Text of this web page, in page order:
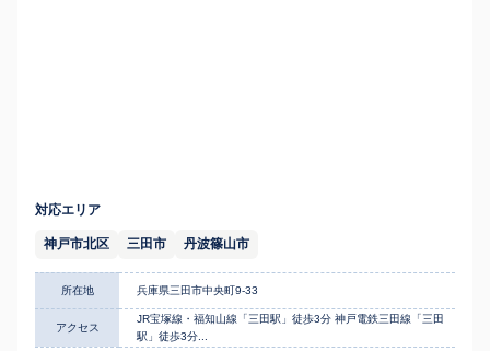
対応エリア
神戸市北区 三田市 丹波篠山市
所在地 兵庫県三田市中央町9-33
アクセス
JR宝塚線・福知山線「三田駅」徒歩3分 神戸電鉄三田線「三田
駅」徒歩3分...